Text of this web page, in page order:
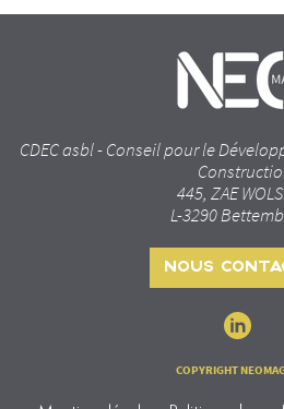
CDEC asbl - Conseil pour le
445, ZAE
L-3290
NOUS
COPYRIGHT